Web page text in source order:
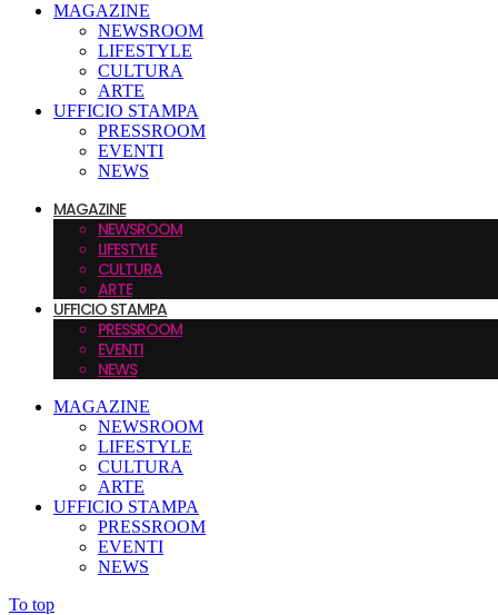
MAGAZINE
NEWSROOM
LIFESTYLE
CULTURA
ARTE
UFFICIO STAMPA
PRESSROOM
EVENTI
NEWS
MAGAZINE
NEWSROOM
LIFESTYLE
CULTURA
ARTE
UFFICIO STAMPA
PRESSROOM
EVENTI
NEWS
MAGAZINE
NEWSROOM
LIFESTYLE
CULTURA
ARTE
UFFICIO STAMPA
PRESSROOM
EVENTI
NEWS
To top